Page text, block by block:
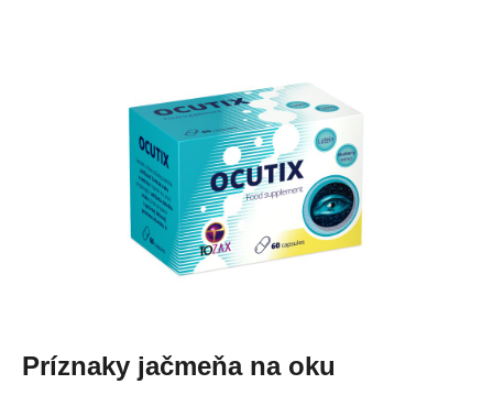
Príznaky jačmeňa na oku
HĽADAŤ
a